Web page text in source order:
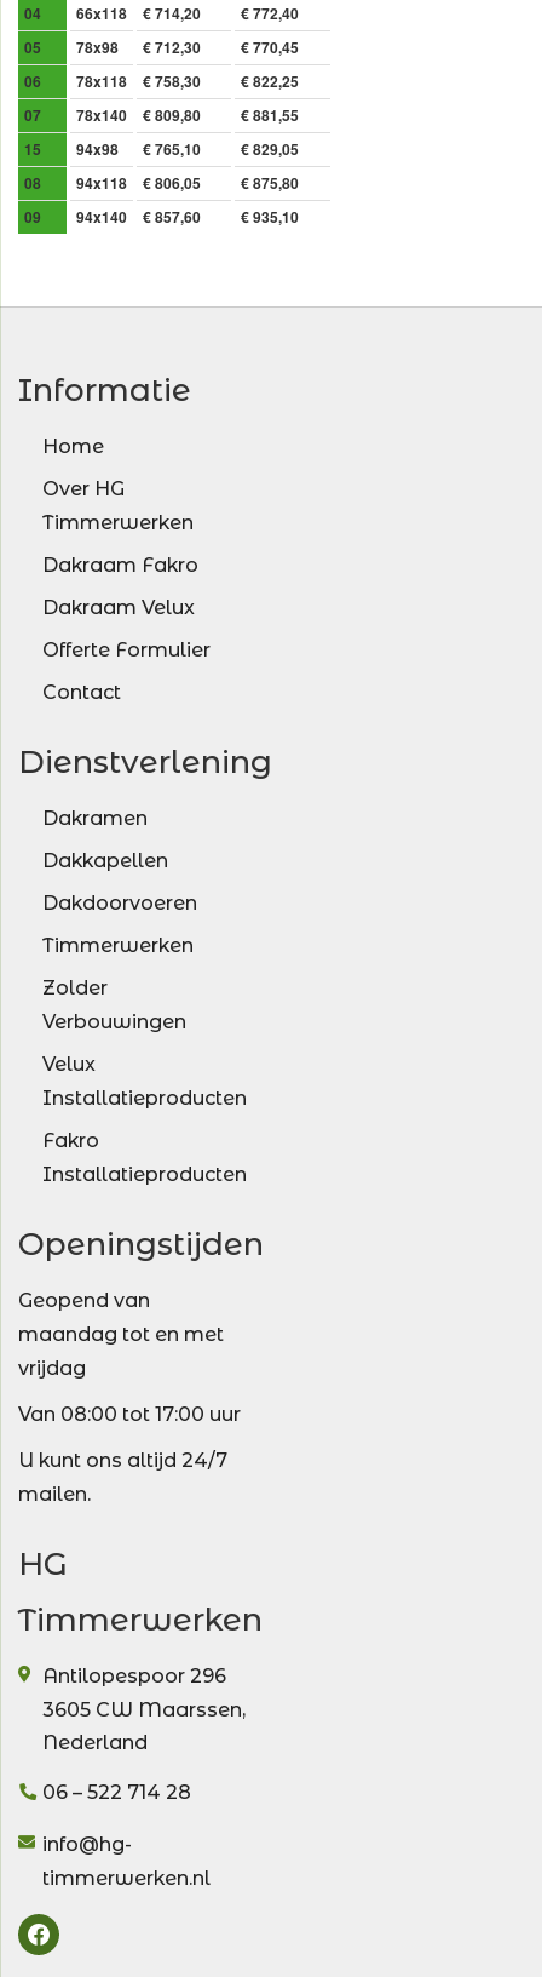
04
05
06
07
15
08
09
66x118
78x98
78x118
78x140
94x98
94x118
94x140
€ 714,20
€ 712,30
€ 758,30
€ 809,80
€ 765,10
€ 806,05
€ 857,60
€ 772,40
€ 770,45
€ 822,25
€ 881,55
€ 829,05
€ 875,80
€ 935,10
Informatie
Home
Over HG
Timmerwerken
Dakraam Fakro
Dakraam Velux
Offerte Formulier
Contact
Dienstverlening
Dakramen
Dakkapellen
Dakdoorvoeren
Timmerwerken
Zolder
Verbouwingen
Velux
Installatieproducten
Fakro
Installatieproducten
Openingstijden
Geopend van
maandag tot en met
vrijdag
Van 08:00 tot 17:00 uur
U kunt ons altijd 24/7
mailen.
HG
Timmerwerken
Antilopespoor 296
3605 CW Maarssen,
Nederland
06 – 522 714 28
info@hg-
timmerwerken.nl